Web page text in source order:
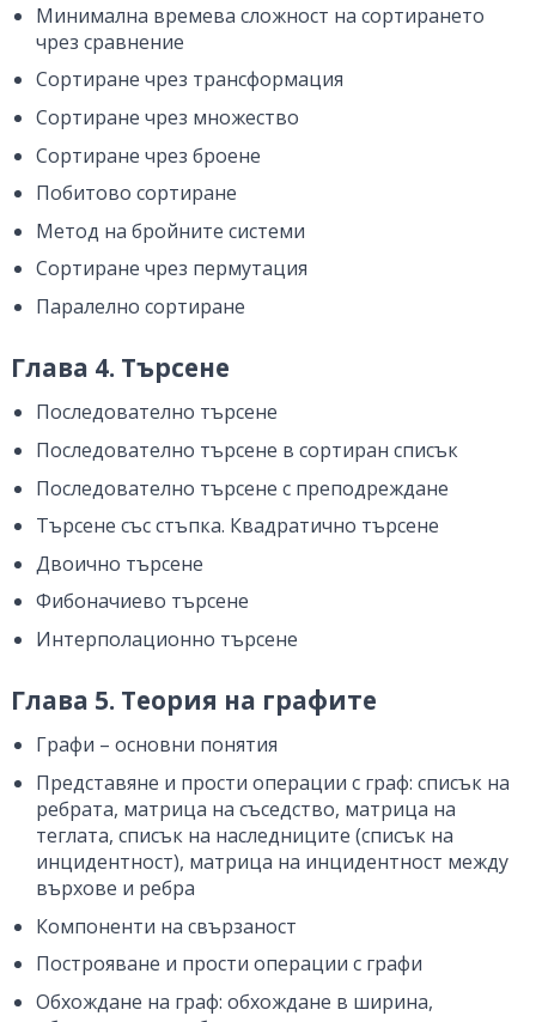
Минимална времева сложност на сортирането
чрез сравнение
Сортиране чрез трансформация
Сортиране чрез множество
Сортиране чрез броене
Побитово сортиране
Метод на бройните системи
Сортиране чрез пермутация
Паралелно сортиране
Глава 4. Търсене
Последователно търсене
Последователно търсене в сортиран списък
Последователно търсене с преподреждане
Търсене със стъпка. Квадратично търсене
Двоично търсене
Фибоначиево търсене
Интерполационно търсене
Глава 5. Теория на графите
Графи – основни понятия
Представяне и прости операции с граф: списък на
ребрата, матрица на съседство, матрица на
теглата, списък на наследниците (списък на
инцидентност), матрица на инцидентност между
върхове и ребра
Компоненти на свързаност
Построяване и прости операции с графи
Обхождане на граф: обхождане в ширина,